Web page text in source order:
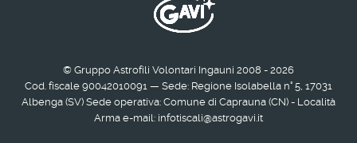
© Gruppo Astrofili Volontari Ingauni 2008 - 2026
Cod. fiscale 90042010091 — Sede: Regione Isolabella n° 5, 17031
Albenga (SV) Sede operativa: Comune di Caprauna (CN) - Località
Arma e-mail: infotiscali@astrogavi.it